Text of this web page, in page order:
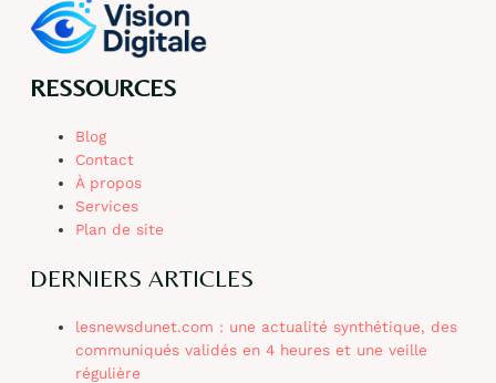
RESSOURCES
Blog
Contact
À propos
Services
Plan de site
DERNIERS ARTICLES
lesnewsdunet.com : une actualité synthétique, des
communiqués validés en 4 heures et une veille
régulière